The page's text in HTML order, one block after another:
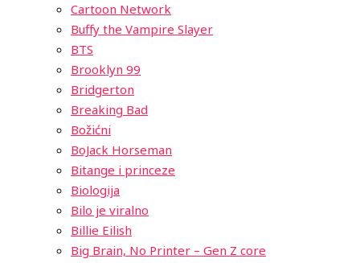
Cartoon Network
Buffy the Vampire Slayer
BTS
Brooklyn 99
Bridgerton
Breaking Bad
Božićni
BoJack Horseman
Bitange i princeze
Biologija
Bilo je viralno
Billie Eilish
Big Brain, No Printer – Gen Z core